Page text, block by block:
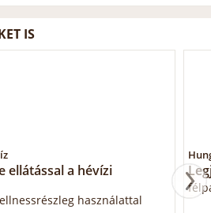
IS
ellátással a hévízi
használattal